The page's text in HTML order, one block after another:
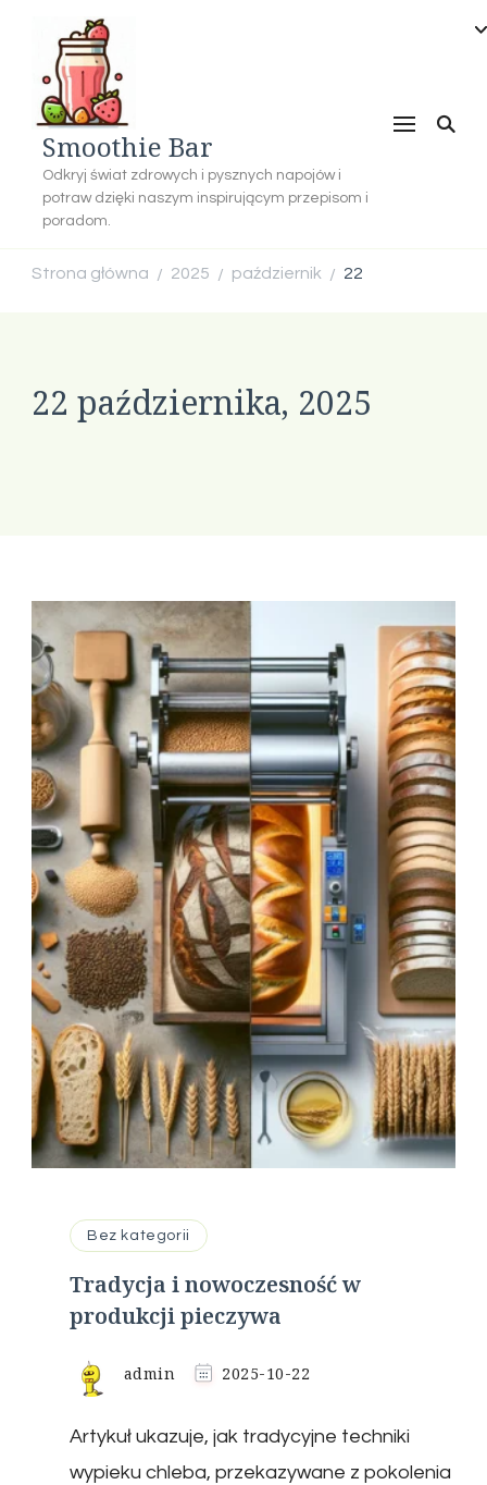
Smoothie Bar
Odkryj świat zdrowych i pysznych napojów i
potraw dzięki naszym inspirującym przepisom i
poradom.
Strona główna / 2025 / październik / 22
22 października, 2025
Bez kategorii
Tradycja i nowoczesność w
produkcji pieczywa
admin 2025-10-22
Artykuł ukazuje, jak tradycyjne techniki
wypieku chleba, przekazywane z pokolenia